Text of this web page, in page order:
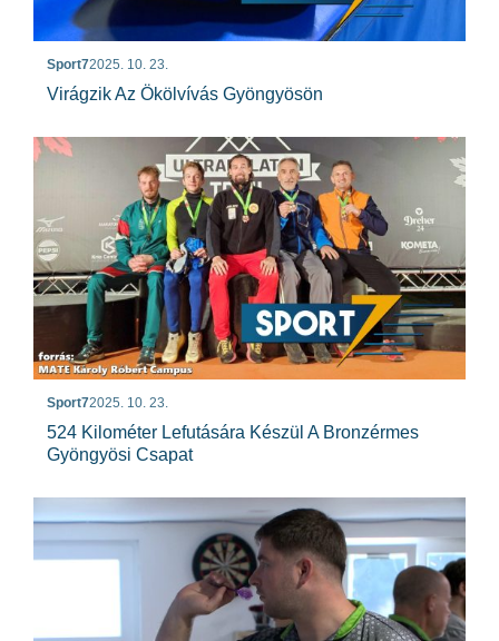
Sport72025. 10. 23.
Virágzik Az Ökölvívás Gyöngyösön
Sport72025. 10. 23.
524 Kilométer Lefutására Készül A Bronzérmes
Gyöngyösi Csapat